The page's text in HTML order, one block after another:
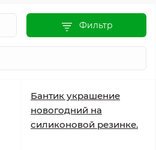
Фильтр
Бантик украшение
новогодний на
силиконовой резинке.